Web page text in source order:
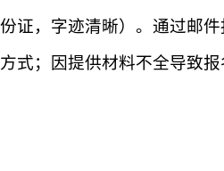
证，字迹清晰）。通过邮
式；因提供材料不全导致